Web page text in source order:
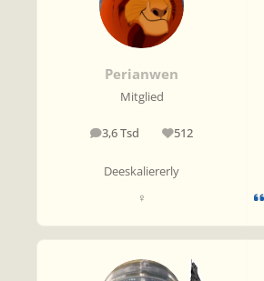
Perianwen
Mitglied
3,6 Tsd
Beiträge 512
Reputation
Deeskaliererly
♀